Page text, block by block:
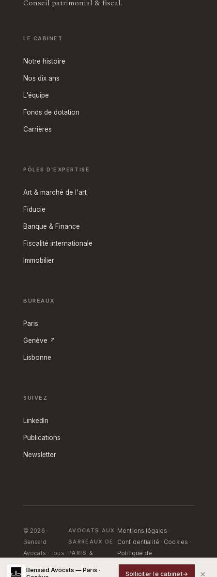
Conseil patrimonial & fiscal.
LE CABINET
Notre histoire
Nos dix ans
L'équipe
Fonds de dotation
Carrières
PÔLES D'EXPERTISE
Art & marché de l'art
Fiducie
Banque & Finance
Fiscalité internationale
Immobilier
BUREAUX
Paris
Genève ↗
Lisbonne
SUIVEZ
LinkedIn
Publications
Newsletter
© 2026 ·
Bensaid
Avocats · Tous
droits réservés
AVOCATS AUX
BARREAUX DE
PARIS &
Mentions légales ·
Confidentialité · Cookies ·
Politique de
confidentialité — Portail
Bensaid Avocats — Paris ·
Solliciter le cabinet→ ×